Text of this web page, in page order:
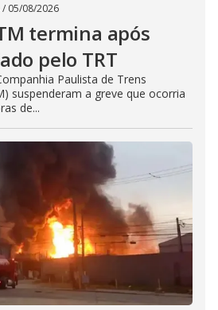
/ 05/08/2026
termina após
pelo TRT
Paulista de Trens
suspenderam a greve que ocorria
de...